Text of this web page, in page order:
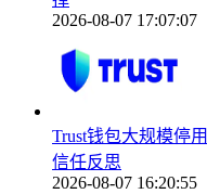
2026-08-07 17:07:07
Trust钱包大规模停
信任反思
2026-08-07 16:20:55